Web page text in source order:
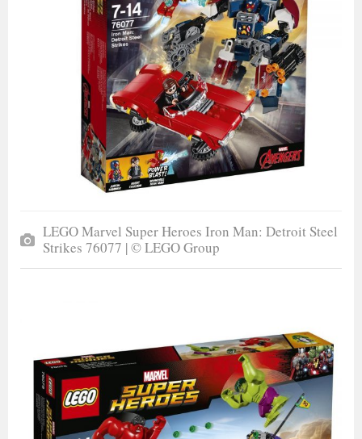
LEGO Marvel Super Heroes Iron Man: Detroit Steel
Strikes 76077 | © LEGO Group